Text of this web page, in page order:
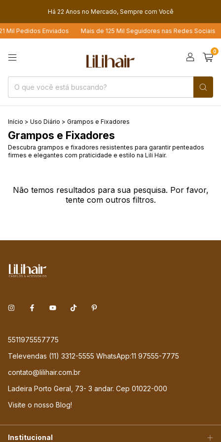
Há 22 Anos no Mercado, Sempre com Você
Mil Pedidos Enviados Mais de 125 Mil Seguidores nas Redes Sociais
0
Início > Uso Diário > Grampos e Fixadores
Grampos e Fixadores
Descubra grampos e fixadores resistentes para garantir penteados
firmes e elegantes com praticidade e estilo na Lili Hair.
Não temos resultados para sua pesquisa. Por favor,
tente com outros filtros.
5511975557775
Televendas (11) 3312-5555 WhatsApp:11 97555-7775
contato@lilihair.com.br
Ladeira Porto Geral, 73- 3 andar. Cep 01022-000
Visite o nosso Blog!
Institucional